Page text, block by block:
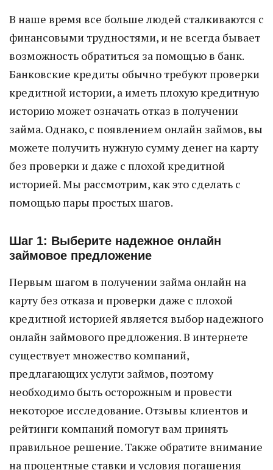
В наше время все больше людей сталкиваются с
финансовыми трудностями, и не всегда бывает
возможность обратиться за помощью в банк.
Банковские кредиты обычно требуют проверки
кредитной истории, а иметь плохую кредитную
историю может означать отказ в получении
займа. Однако, с появлением онлайн займов, вы
можете получить нужную сумму денег на карту
без проверки и даже с плохой кредитной
историей. Мы рассмотрим, как это сделать с
помощью пары простых шагов.
Шаг 1: Выберите надежное онлайн
займовое предложение
Первым шагом в получении займа онлайн на
карту без отказа и проверки даже с плохой
кредитной историей является выбор надежного
онлайн займового предложения. В интернете
существует множество компаний,
предлагающих услуги займов, поэтому
необходимо быть осторожным и провести
некоторое исследование. Отзывы клиентов и
рейтинги компаний помогут вам принять
правильное решение. Также обратите внимание
на процентные ставки и условия погашения